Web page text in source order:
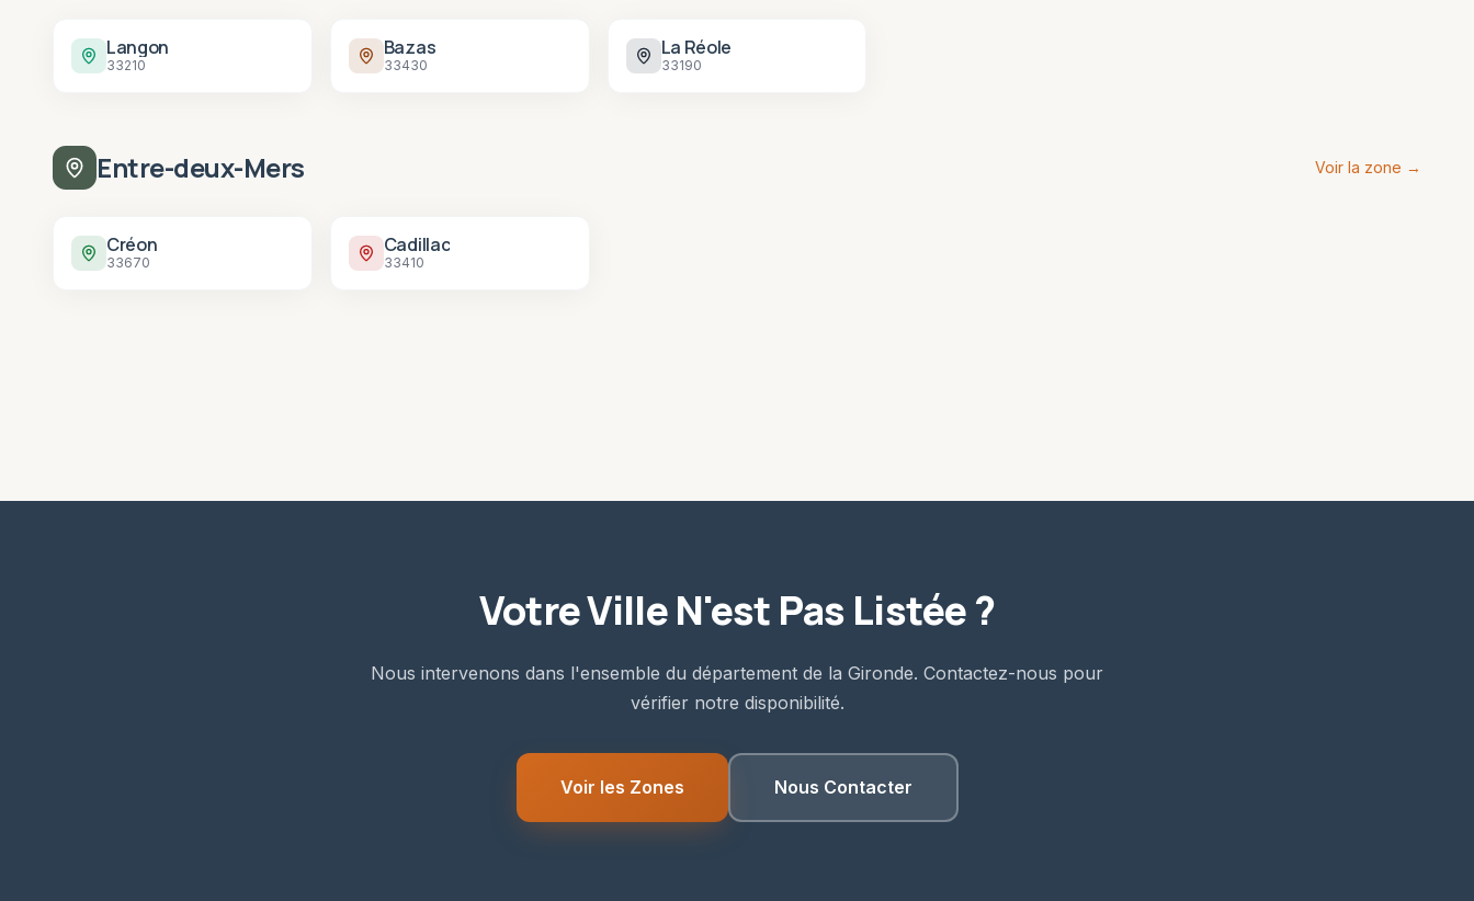
Langon
33210
Bazas
33430
La Réole
33190
Entre-deux-Mers Voir la zone →
Créon
33670
Cadillac
33410
Votre Ville N'est Pas Listée ?
Nous intervenons dans l'ensemble du département de la Gironde. Contactez-nous pour
vérifier notre disponibilité.
Voir les Zones Nous Contacter